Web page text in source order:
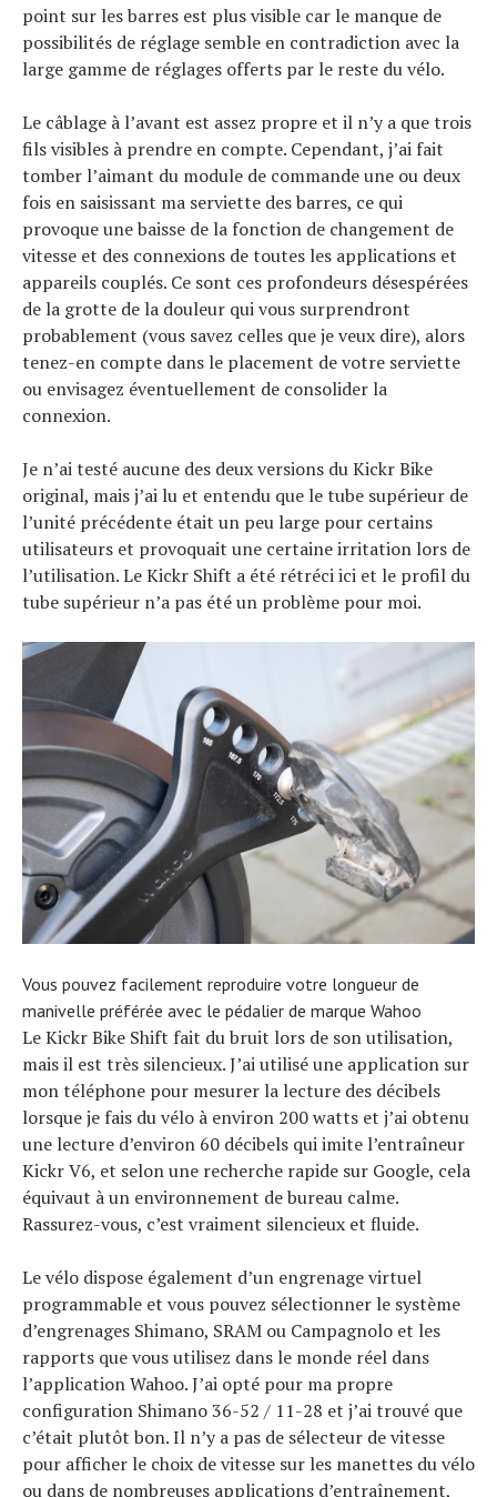
point sur les barres est plus visible car le manque de
possibilités de réglage semble en contradiction avec la
large gamme de réglages offerts par le reste du vélo.
Le câblage à l’avant est assez propre et il n’y a que trois
fils visibles à prendre en compte. Cependant, j’ai fait
tomber l’aimant du module de commande une ou deux
fois en saisissant ma serviette des barres, ce qui
provoque une baisse de la fonction de changement de
vitesse et des connexions de toutes les applications et
appareils couplés. Ce sont ces profondeurs désespérées
de la grotte de la douleur qui vous surprendront
probablement (vous savez celles que je veux dire), alors
tenez-en compte dans le placement de votre serviette
ou envisagez éventuellement de consolider la
connexion.
Je n’ai testé aucune des deux versions du Kickr Bike
original, mais j’ai lu et entendu que le tube supérieur de
l’unité précédente était un peu large pour certains
utilisateurs et provoquait une certaine irritation lors de
l’utilisation. Le Kickr Shift a été rétréci ici et le profil du
tube supérieur n’a pas été un problème pour moi.
Vous pouvez facilement reproduire votre longueur de
manivelle préférée avec le pédalier de marque Wahoo
Le Kickr Bike Shift fait du bruit lors de son utilisation,
mais il est très silencieux. J’ai utilisé une application sur
mon téléphone pour mesurer la lecture des décibels
lorsque je fais du vélo à environ 200 watts et j’ai obtenu
une lecture d’environ 60 décibels qui imite l’entraîneur
Kickr V6, et selon une recherche rapide sur Google, cela
équivaut à un environnement de bureau calme.
Rassurez-vous, c’est vraiment silencieux et fluide.
Le vélo dispose également d’un engrenage virtuel
programmable et vous pouvez sélectionner le système
d’engrenages Shimano, SRAM ou Campagnolo et les
rapports que vous utilisez dans le monde réel dans
l’application Wahoo. J’ai opté pour ma propre
configuration Shimano 36-52 / 11-28 et j’ai trouvé que
c’était plutôt bon. Il n’y a pas de sélecteur de vitesse
pour afficher le choix de vitesse sur les manettes du vélo
ou dans de nombreuses applications d’entraînement,